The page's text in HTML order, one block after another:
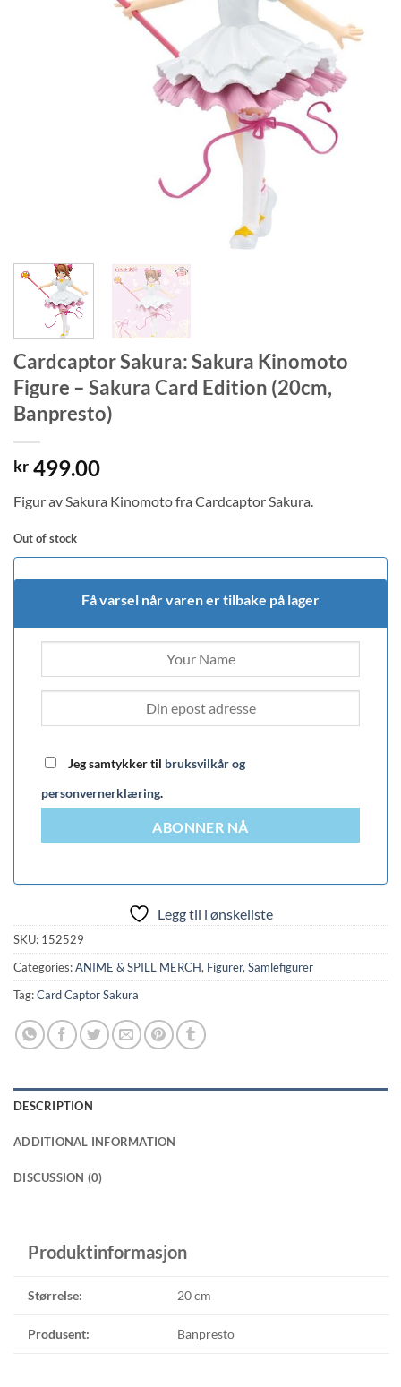
Cardcaptor Sakura: Sakura Kinomoto
Figure – Sakura Card Edition (20cm,
Banpresto)
kr 499.00
Figur av Sakura Kinomoto fra Cardcaptor Sakura.
Out of stock
Få varsel når varen er tilbake på lager
Jeg samtykker til bruksvilkår og
personvernerklæring.
ABONNER NÅ
Legg til i ønskeliste
SKU: 152529
Categories:ANIME & SPILL MERCH, Figurer, Samlefigurer
Tag:Card Captor Sakura
DESCRIPTION
ADDITIONAL INFORMATION
DISCUSSION (0)
Produktinformasjon
Størrelse: 20 cm
Produsent: Banpresto